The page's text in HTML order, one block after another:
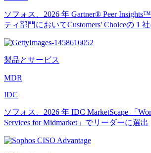
ソフォス、2026 年 Gartner® Peer
ティ部門においてCustomers' Choiceの 1
製品とサービス
MDR
IDC
ソフォス、2026 年 IDC MarketScape 「
Services for Midmarket」でリーダーに選出